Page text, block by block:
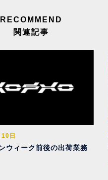
関連記事
日
ウィーク前後の出荷業務